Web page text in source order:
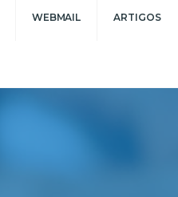
WEBMAIL ARTIGOS